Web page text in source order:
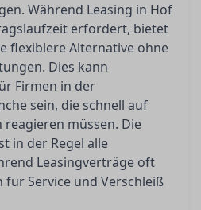
Während Leasing in Hof
erfordert, bietet
flexiblere Alternative ohne
Dies kann
Firmen in der
sein, die schnell auf
müssen. Die
in der Regel alle
Leasingverträge oft
für Service und Verschleiß